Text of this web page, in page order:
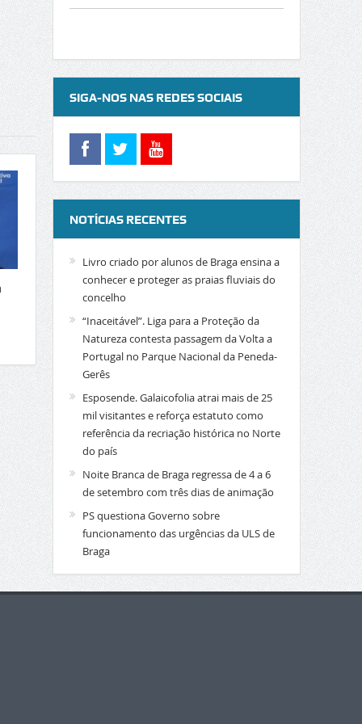
SIGA-NOS NAS REDES SOCIAIS
NOTÍCIAS RECENTES
Livro criado por alunos de Braga ensina a
conhecer e proteger as praias fluviais do
concelho
“Inaceitável”. Liga para a Proteção da
Natureza contesta passagem da Volta a
Portugal no Parque Nacional da Peneda-
Gerês
Esposende. Galaicofolia atrai mais de 25
mil visitantes e reforça estatuto como
referência da recriação histórica no Norte
do país
Noite Branca de Braga regressa de 4 a 6
de setembro com três dias de animação
PS questiona Governo sobre
funcionamento das urgências da ULS de
Braga